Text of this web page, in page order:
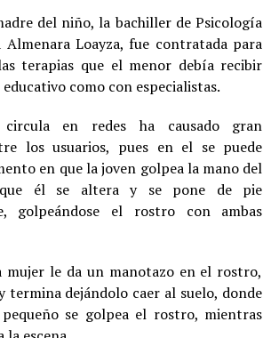
del niño, la bachiller de Psicología
Almenara Loayza, fue contratada para
terapias que el menor debía recibir
como con especialistas.
en redes ha causado gran
los usuarios, pues en el se puede
en que la joven golpea la mano del
él se altera y se pone de pie
golpeándose el rostro con ambas
mujer le da un manotazo en el rostro,
termina dejándolo caer al suelo, donde
se golpea el rostro, mientras